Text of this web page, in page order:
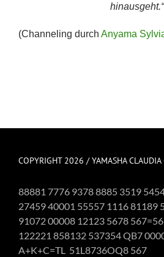
hinausgeht.“
(Channeling durch Anyama
COPYRIGHT 2026 / YAMASHA CLAUDIA
88881 7776 9378 8885 3519
27459 40001 55557 1116 81189
91072 00008 12123 5678
122221 858132 537354 QB7
A+K+C=TL 51L8736OQ8 567